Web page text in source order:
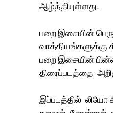
ஆழ்த்தியுள்ளது.
பறை இசையின்
வாத்தியங்களுக்கு
பறை இசையின்
திரைப்படத்தை
இப்படத்தில்  லியோ